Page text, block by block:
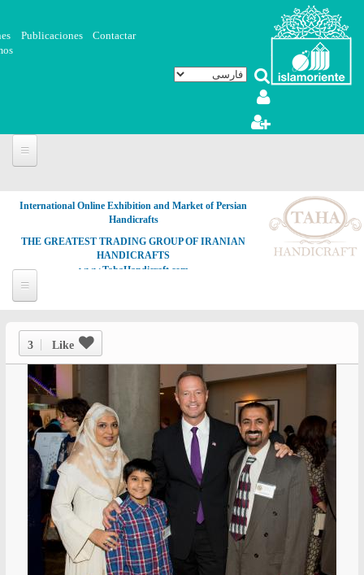
رفتن به محتوای اصلی
Contactar
Publicaciones
International Online Exhibition and Market of Persian
Handicrafts
THE GREATEST TRADING GROUP OF IRANIAN
HANDICRAFTS
www.TahaHandicraft.com
3 Like